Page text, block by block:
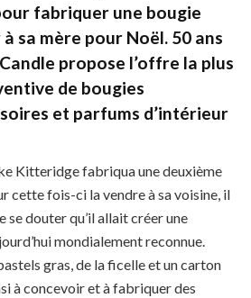
fabriquer une bougie
sa mère pour Noël. 50 ans
propose l’offre la plus
de bougies
et parfums d’intérieur
Kitteridge fabriqua une deuxième
cette fois-ci la vendre à sa voisine, il
se douter qu’il allait créer une
mondialement reconnue.
gras, de la ficelle et un carton
à concevoir et à fabriquer des